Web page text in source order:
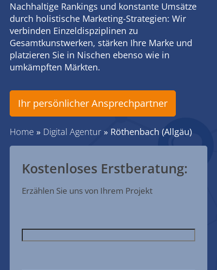
Nachhaltige Rankings und konstante Umsätze
durch holistische Marketing-Strategien: Wir
verbinden Einzeldispziplinen zu
Gesamtkunstwerken, stärken Ihre Marke und
platzieren Sie in Nischen ebenso wie in
umkämpften Märkten.
Ihr persönlicher Ansprechpartner
Home » Digital Agentur » Röthenbach (Allgäu)
Kostenloses Erstberatung:
Erzählen Sie uns von Ihrem Projekt